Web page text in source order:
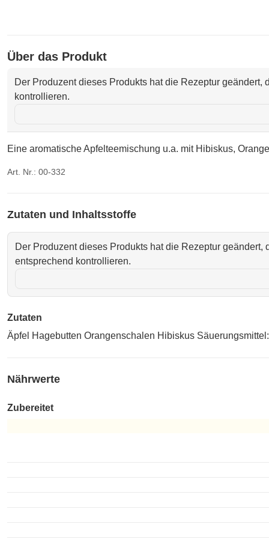
Über das Produkt
Der Produzent dieses Produkts hat die Rezeptur
kontrollieren.
Eine aromatische Apfelteemischung u.a. mit Hibiskus,
Art. Nr.: 00-332
Zutaten und Inhaltsstoffe
Der Produzent dieses Produkts hat die Rezeptur
entsprechend kontrollieren.
Zutaten
Äpfel Hagebutten Orangenschalen Hibiskus
Nährwerte
Zubereitet